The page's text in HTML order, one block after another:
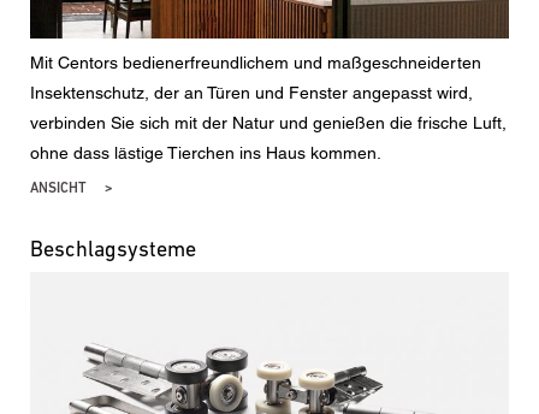
Mit Centors bedienerfreundlichem und maßgeschneiderten
Insektenschutz, der an Türen und Fenster angepasst wird,
verbinden Sie sich mit der Natur und genießen die frische Luft,
ohne dass lästige Tierchen ins Haus kommen.
ANSICHT
Beschlagsysteme